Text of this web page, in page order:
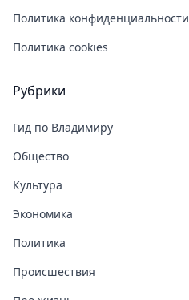
Политика конфиденциальности
Политика cookies
Рубрики
Гид по Владимиру
Общество
Культура
Экономика
Политика
Происшествия